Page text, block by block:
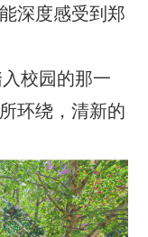
深度感受到郑
校园的那一
环绕，清新的